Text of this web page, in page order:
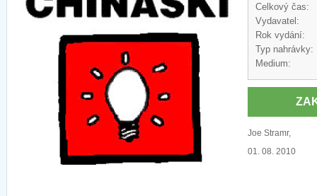
Celkový čas:
Vydavatel:
Rok vydání:
Typ nahrávky:
Medium:
Joe Stramr,
01. 08. 2010